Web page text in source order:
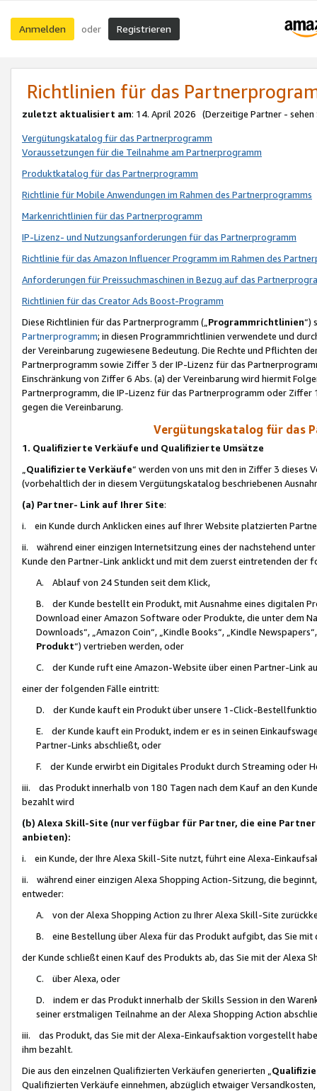
Anmelden oder Registrieren
Richtlinien für das
zuletzt aktualisiert am: 14. April 2026 (Derzeitige Partner - sehen
Vergütungskatalog für das Partnerprogramm
Voraussetzungen für die Teilnahme am Partnerprogramm
Produktkatalog für das Partnerprogramm
Richtlinie für Mobile Anwendungen im Rahmen des Partnerprogramms
Markenrichtlinien für das Partnerprogramm
IP-Lizenz- und Nutzungsanforderungen für das Partnerprogramm
Richtlinie für das Amazon Influencer Programm im Rahmen des
Anforderungen für Preissuchmaschinen in Bezug auf das
Richtlinien für das Creator Ads Boost-Programm
Diese Richtlinien für das Partnerprogramm („Programmrichtlinien“)
Partnerprogramm; in diesen Programmrichtlinien verwendete und
der Vereinbarung zugewiesene Bedeutung. Die Rechte und Pflichten
Partnerprogramm sowie Ziffer 3 der IP-Lizenz für das
Einschränkung von Ziffer 6 Abs. (a) der Vereinbarung wird hiermit
Partnerprogramm, die IP-Lizenz für das Partnerprogramm oder
gegen die Vereinbarung.
Vergütungskatalog für das
1. Qualifizierte Verkäufe und Qualifizierte Umsätze
Qualifizierte Verkäufe“ werden von uns mit den in Ziffer 3
(vorbehaltlich der in diesem Vergütungskatalog beschriebenen
(a) Partner- Link auf Ihrer Site:
i. ein Kunde durch Anklicken eines auf Ihrer Website platzierten
ii. während einer einzigen Internetsitzung eines der nachstehend
Kunde den Partner-Link anklickt und mit dem zuerst eintretenden der
A. Ablauf von 24 Stunden seit dem Klick,
B. der Kunde bestellt ein Produkt, mit Ausnahme eines digitalen
Download einer Amazon Software oder Produkte, die unter dem
Downloads“, „Amazon Coin“, „Kindle Books“, „Kindle
Produkt“) vertrieben werden, oder
C. der Kunde ruft eine Amazon-Website über einen Partner-Link
einer der folgenden Fälle eintritt:
D. der Kunde kauft ein Produkt über unsere 1-Click-
E. der Kunde kauft ein Produkt, indem er es in seinen
Partner-Links abschließt, oder
F. der Kunde erwirbt ein Digitales Produkt durch Streaming oder
iii. das Produkt innerhalb von 180 Tagen nach dem Kauf an den
bezahlt wird
(b) Alexa Skill-Site (nur verfügbar für Partner, die eine
anbieten):
i. ein Kunde, der Ihre Alexa Skill-Site nutzt, führt eine Alexa-
ii. während einer einzigen Alexa Shopping Action-Sitzung, die
entweder:
A. von der Alexa Shopping Action zu Ihrer Alexa Skill-Site
B. eine Bestellung über Alexa für das Produkt aufgibt, das Sie mit
der Kunde schließt einen Kauf des Produkts ab, das Sie mit der Alexa
C. über Alexa, oder
D. indem er das Produkt innerhalb der Skills Session in den
seiner erstmaligen Teilnahme an der Alexa Shopping Action
iii. das Produkt, das Sie mit der Alexa-Einkaufsaktion vorgestellt
ihm bezahlt.
Die aus den einzelnen Qualifizierten Verkäufen generierten „
Qualifizierten Verkäufe einnehmen, abzüglich etwaiger